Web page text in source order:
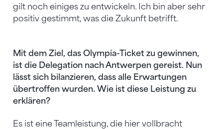
gilt noch einiges zu entwickeln. Ich bin aber sehr
positiv gestimmt, was die Zukunft betrifft.
Mit dem Ziel, das Olympia-Ticket zu gewinnen,
ist die Delegation nach Antwerpen gereist. Nun
lässt sich bilanzieren, dass alle Erwartungen
übertroffen wurden. Wie ist diese Leistung zu
erklären?
Es ist eine Teamleistung, die hier vollbracht